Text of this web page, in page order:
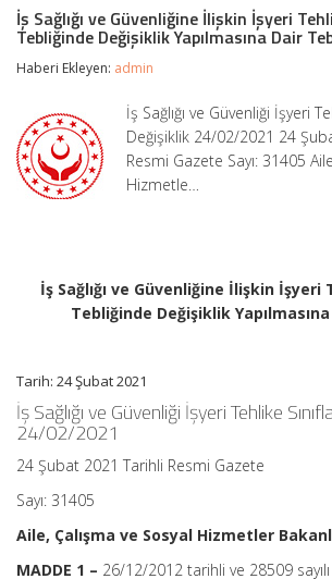
ve
Güvenliğine
İlişkin
Sınıfları
Tebliğinde
Değişiklik
Yapılmasına
İş Sağlığı ve Güvenliğine İlişkin İşyeri
Tebliğinde Değişiklik Yapılmasına Dair
Haberi Ekleyen: admin
İş Sağlığı ve Güvenliği İşyeri
Değişiklik 24/02/2021 24
Resmi Gazete Sayı: 31405
Hizmetle…
İş Sağlığı ve Güvenliğine İlişkin İşyeri
Tebliğinde Değişiklik
Tarih: 24 Şubat 2021
İş Sağlığı ve Güvenliği İşyeri Tehlike
24/02/2021
24 Şubat 2021 Tarihli Resmi Gazete
Sayı: 31405
Aile, Çalışma ve Sosyal Hizmetler
MADDE 1 – 26/12/2012 tarihli ve 28509